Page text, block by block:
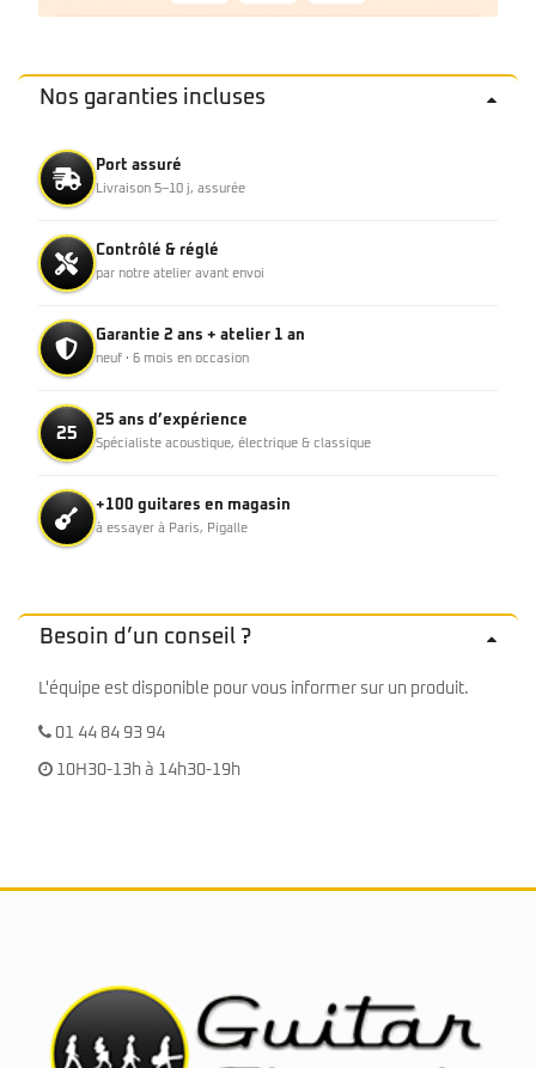
Nos garanties incluses
Port assuré
Livraison 5–10 j, assurée
Contrôlé & réglé
par notre atelier avant envoi
Garantie 2 ans + atelier 1 an
neuf · 6 mois en occasion
25
25 ans d’expérience
Spécialiste acoustique, électrique & classique
+100 guitares en magasin
à essayer à Paris, Pigalle
Besoin d’un conseil ?
L'équipe est disponible pour vous informer sur un produit.
01 44 84 93 94
10H30-13h à 14h30-19h